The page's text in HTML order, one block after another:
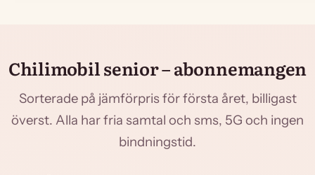
Chilimobil senior – abonnemangen
Sorterade på jämförpris för första året, billigast
överst. Alla har fria samtal och sms, 5G och ingen
bindningstid.